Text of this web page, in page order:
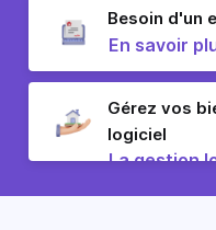
Besoin d'un
En savoir
Gérez vos
logiciel
La gestion